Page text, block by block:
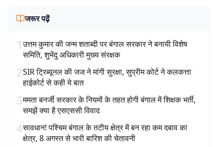
जरूर पढ़ें
1उत्तम कुमार की जन्म शताब्दी पर बंगाल सरकार ने बनायी विशेष
समिति, शुभेंदु अधिकारी मुख्य संरक्षक
2SIR ट्रिब्यूनल की जज ने मांगी सुरक्षा, सुप्रीम कोर्ट ने कलकत्ता
हाईकोर्ट से कही ये बात
3ममता बनर्जी सरकार के नियमों के तहत होगी बंगाल में शिक्षक भर्ती,
समझें क्या है एसएससी विवाद
4सावधान! पश्चिम बंगाल के तटीय क्षेत्र में बन रहा कम दबाव का
क्षेत्र, 8 अगस्त से भारी बारिश की चेतावनी